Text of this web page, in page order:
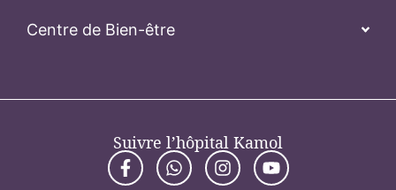
Centre de Bien-être
Suivre l’hôpital Kamol